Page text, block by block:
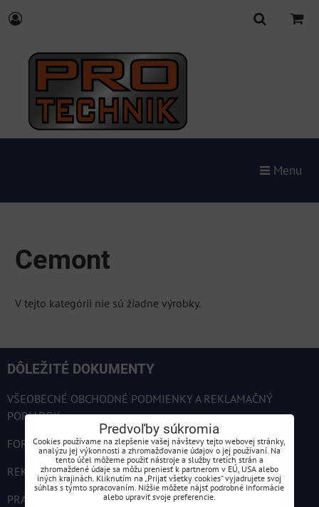
Menu
Cemont
V tejto kategórii nie sú žiadne výrobky.
DÔLEŽITÉ DOKUMENTY
VŠEOBECNÉ OBCHODNÉ PODMIENKY A REKLAMAČNÝ
PORIADOK
FORMULÁR NA ODSTÚPENIE OD ZMLUVY
REKLAMAČNÝ FORMULÁR
PRAVIDLÁ SPRACÚVANIA OSOBNÝCH ÚDAJOV
Predvoľby súkromia
Cookies používame na zlepšenie vašej návštevy tejto webovej stránky,
analýzu jej výkonnosti a zhromažďovanie údajov o jej používaní. Na
tento účel môžeme použiť nástroje a služby tretích strán a
zhromaždené údaje sa môžu preniesť k partnerom v EÚ, USA alebo
iných krajinách. Kliknutím na „Prijať všetky cookies“ vyjadrujete svoj
súhlas s týmto spracovaním. Nižšie môžete nájsť podrobné informácie
alebo upraviť svoje preferencie.